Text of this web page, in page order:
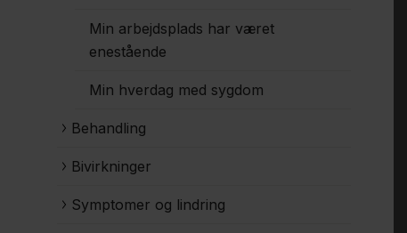
Min arbejdsplads har været
enestående
Min hverdag med sygdom
Behandling
Bivirkninger
Symptomer og lindring